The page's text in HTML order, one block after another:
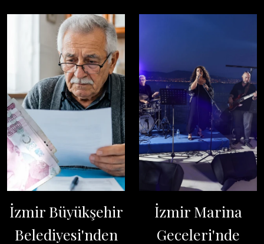
İzmir Büyükşehir
Belediyesi'nden
İzmir Marina
Geceleri'nde